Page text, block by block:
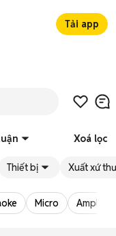
Tải app
Xoá lọc
Thiết bị Xuất xứ
Micro Amply